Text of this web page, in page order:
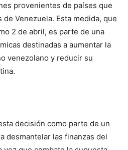
provenientes de países que
Venezuela. Esta medida, que
2 de abril, es parte de una
destinadas a aumentar la
venezolano y reducir su
decisión como parte de un
desmantelar las finanzas del